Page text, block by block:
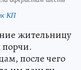
КП
жительницу
порчи.
после чего